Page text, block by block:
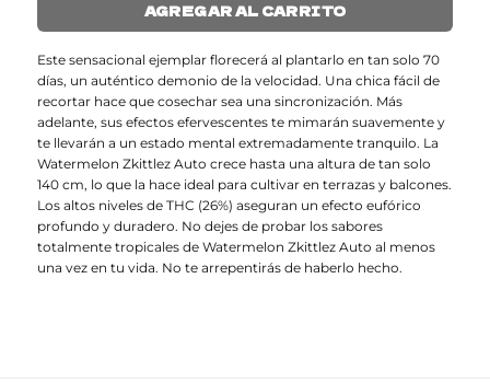
AGREGAR AL CARRITO
Este sensacional ejemplar florecerá al plantarlo en tan solo 70
días, un auténtico demonio de la velocidad. Una chica fácil de
recortar hace que cosechar sea una sincronización. Más
adelante, sus efectos efervescentes te mimarán suavemente y
te llevarán a un estado mental extremadamente tranquilo. La
Watermelon Zkittlez Auto crece hasta una altura de tan solo
140 cm, lo que la hace ideal para cultivar en terrazas y balcones.
Los altos niveles de THC (26%) aseguran un efecto eufórico
profundo y duradero. No dejes de probar los sabores
totalmente tropicales de Watermelon Zkittlez Auto al menos
una vez en tu vida. No te arrepentirás de haberlo hecho.